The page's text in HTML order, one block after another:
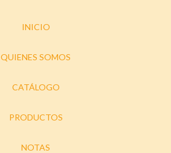
INICIO
QUIENES SOMOS
CATÁLOGO
PRODUCTOS
NOTAS